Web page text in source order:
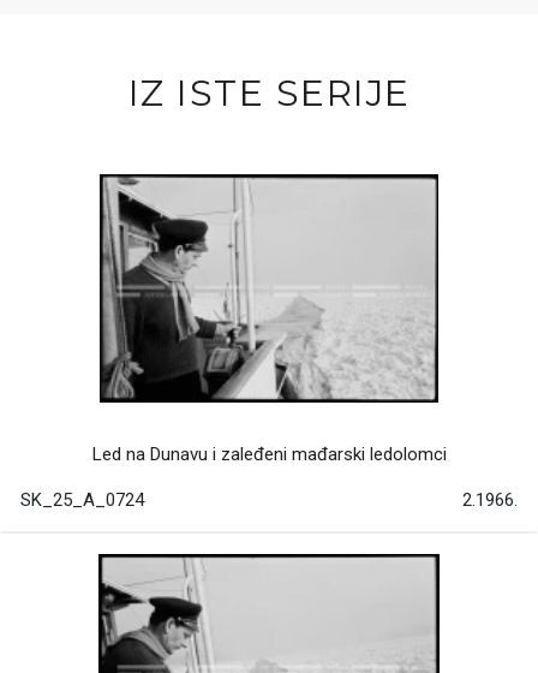
IZ ISTE SERIJE
Led na Dunavu i zaleđeni mađarski ledolomci
SK_25_A_0724 2.1966.